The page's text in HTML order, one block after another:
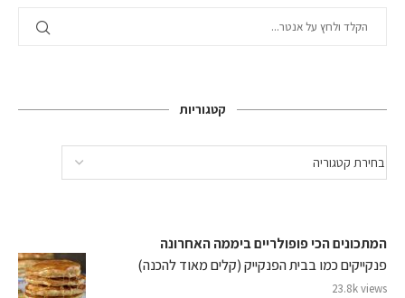
קטגוריות
המתכונים הכי פופולריים ביממה האחרונה
פנקייקים כמו בבית הפנקייק (קלים מאוד להכנה)
23.8k views